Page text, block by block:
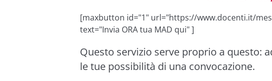
[maxbutton id="1" url="https://www.docenti.it/
text="Invia ORA tua MAD qui" ]
Questo servizio serve proprio a questo:
le tue possibilità di una convocazione.